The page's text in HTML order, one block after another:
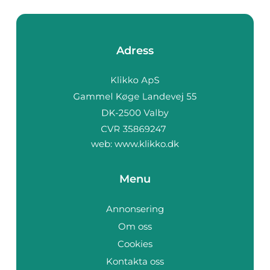
Adress
web: www.klikko.dk
Menu
Annonsering
Om oss
Cookies
Kontakta oss